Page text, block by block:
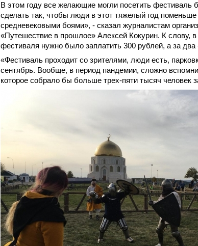
В этом году все желающие могли посетить
сделать так, чтобы люди в этот тяжелый год поменьше
средневековыми боями», - сказал журналистам
«Путешествие в прошлое» Алексей Кокурин. К слову,
фестиваля нужно было заплатить 300 рублей, а за два
«Фестиваль проходит со зрителями, люди есть,
сентябрь. Вообще, в период пандемии, сложно
которое собрало бы больше трех-пяти тысяч человек